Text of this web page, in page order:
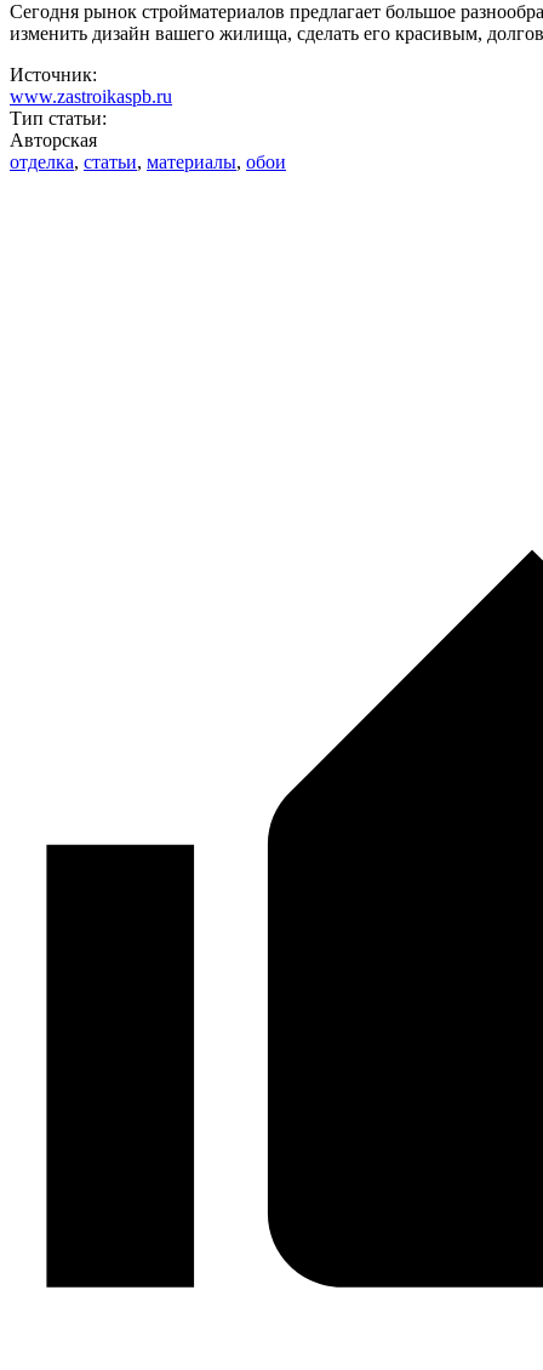
Сегодня рынок стройматериалов предлагает большое
изменить дизайн вашего жилища, сделать его красивым,
Источник:
www.zastroikaspb.ru
Тип статьи:
Авторская
отделка, статьи, материалы, обои